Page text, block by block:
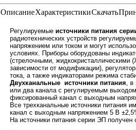
ОписаниеХарактеристикиСкачать
Регулируемые источники питания
радиотехнических устройств
напряжением или током и могут
условиях. Приборы оборудованы
(стрелочными,
зависимости от модификации),
тока, а также индикаторами режима
Двухканальные источники питания, в
или два канала с регулируемым
фиксированный канал с выходным
Все трехканальные источники питания
канал с выходным напряжением 5 В
На источники питания серии ЭП